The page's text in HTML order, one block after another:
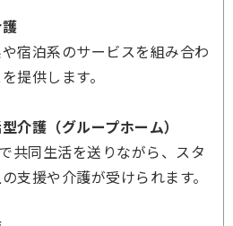
宿泊系のサービスを組み合わ
提供します。
介護（グループホーム）
共同生活を送りながら、スタ
支援や介護が受けられます。